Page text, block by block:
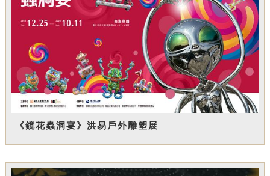
《鏡花蟲洞宴》洪易戶外雕塑展